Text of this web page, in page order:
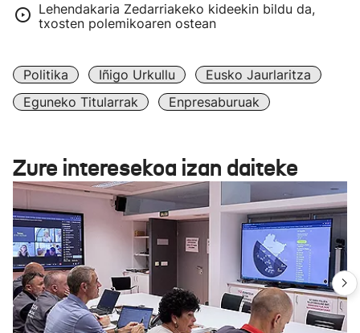
Lehendakaria Zedarriakeko kideekin bildu da,
txosten polemikoaren ostean
Politika Iñigo Urkullu
Eusko Jaurlaritza
Eguneko Titularrak
Enpresaburuak
Zure interesekoa izan daiteke